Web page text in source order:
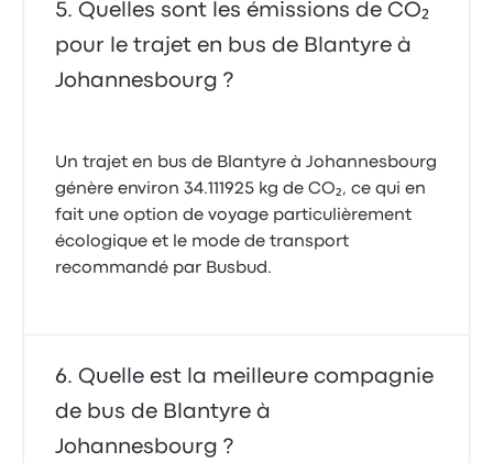
Quelles sont les émissions de CO₂
pour le trajet en bus de Blantyre à
Johannesbourg ?
Un trajet en bus de Blantyre à Johannesbourg
génère environ 34.111925 kg de CO₂, ce qui en
fait une option de voyage particulièrement
écologique et le mode de transport
recommandé par Busbud.
Quelle est la meilleure compagnie
de bus de Blantyre à
Johannesbourg ?